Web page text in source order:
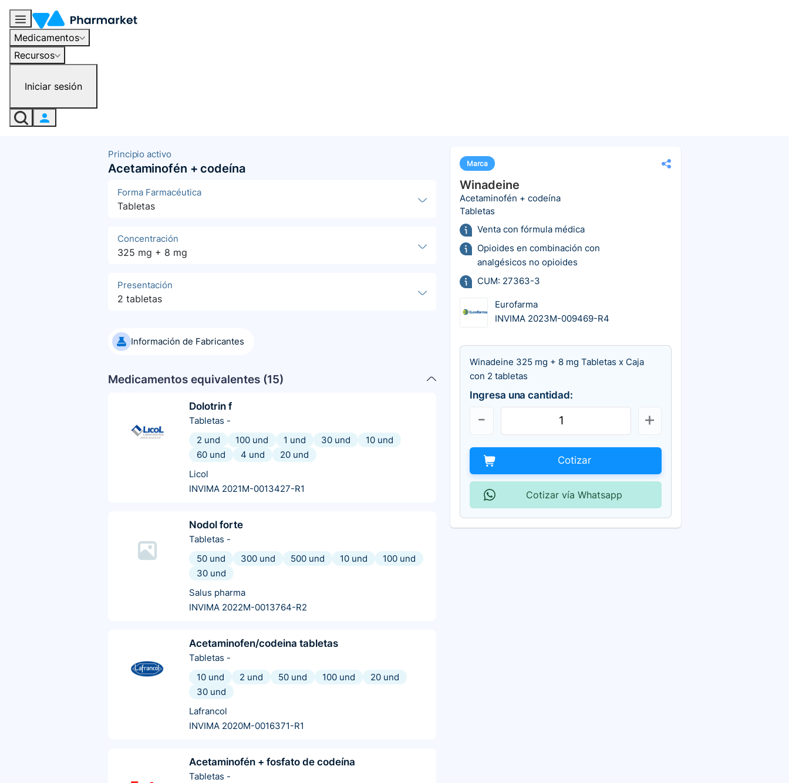
Medicamentos
Recursos
Iniciar sesión
Principio activo
Acetaminofén + codeína
Forma Farmacéutica
Tabletas
Concentración
325 mg + 8 mg
Presentación
2 tabletas
Información de Fabricantes
Medicamentos equivalentes (15)
Dolotrin f
Tabletas -
2 und
100 und 1 und 30 und
10 und
60 und
4 und
20 und
Licol
INVIMA 2021M-0013427-R1
Nodol forte
Tabletas -
50 und
300 und 500 und 10 und
100 und
30 und
Salus pharma
INVIMA 2022M-0013764-R2
Acetaminofen/codeina tabletas
Tabletas -
10 und
2 und 50 und 100 und
20 und
30 und
Lafrancol
INVIMA 2020M-0016371-R1
Acetaminofén + fosfato de codeína
Tabletas -
Marca
Winadeine
Acetaminofén + codeína
Tabletas
Venta con fórmula médica
Opioides en combinación con
analgésicos no opioides
CUM: 27363-3
Eurofarma
INVIMA 2023M-009469-R4
Winadeine 325 mg + 8 mg Tabletas x Caja
con 2 tabletas
Ingresa una cantidad:
Cotizar
Cotizar vía Whatsapp